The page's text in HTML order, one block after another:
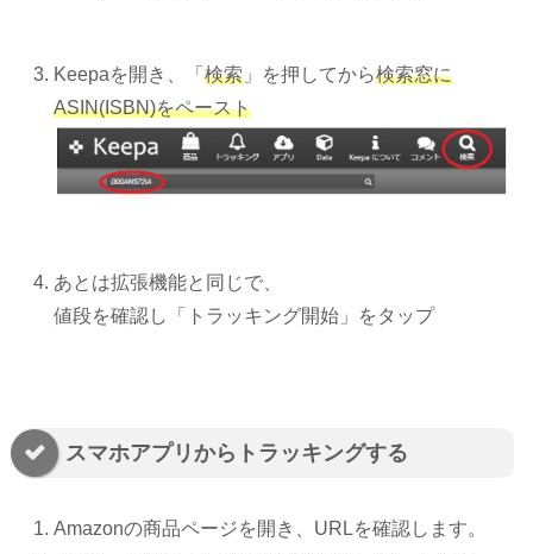
Keepaを開き、「検索 」を押してから検索窓に
ASIN(ISBN)をペースト
あとは拡張機能と同じで、
値段を確認し「トラッキング開始」をタップ
スマホアプリからトラッキングする
Amazonの商品ページを開き、URLを確認します。